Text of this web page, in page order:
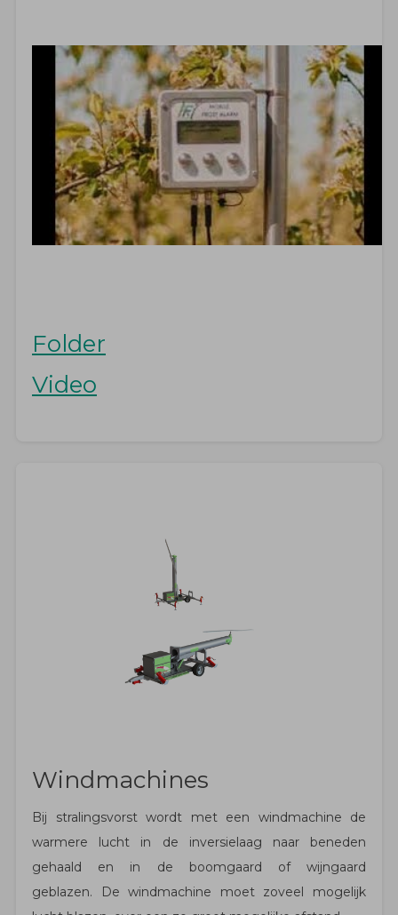
Folder
Video
Windmachines
Bij stralingsvorst wordt met een windmachine de
warmere lucht in de inversielaag naar beneden
gehaald en in de boomgaard of wijngaard
geblazen. De windmachine moet zoveel mogelijk